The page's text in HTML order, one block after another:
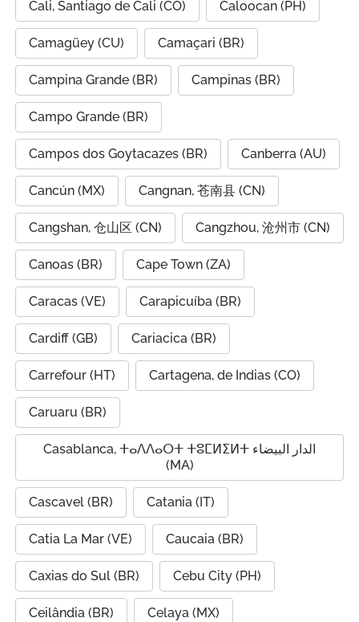
Cali, Santiago de Cali (CO) Caloocan (PH)
Camagüey (CU) Camaçari (BR)
Campina Grande (BR) Campinas (BR)
Campo Grande (BR)
Campos dos Goytacazes (BR) Canberra (AU)
Cancún (MX) Cangnan, 苍南县 (CN)
Cangshan, 仓山区 (CN) Cangzhou, 沧州市 (CN)
Canoas (BR) Cape Town (ZA)
Caracas (VE) Carapicuíba (BR)
Cardiff (GB) Cariacica (BR)
Carrefour (HT) Cartagena, de Indias (CO)
Caruaru (BR)
Casablanca, ⵜⴰⴷⴷⴰⵔⵜ ⵜⵓⵎⵍⵉⵍⵜ الدار البيضاء
(MA)
Cascavel (BR) Catania (IT)
Catia La Mar (VE) Caucaia (BR)
Caxias do Sul (BR) Cebu City (PH)
Ceilândia (BR) Celaya (MX)